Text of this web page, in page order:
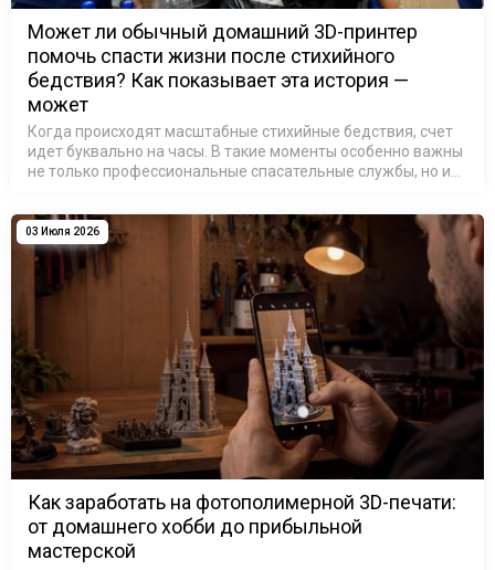
Может ли обычный домашний 3D-принтер
помочь спасти жизни после стихийного
бедствия? Как показывает эта история —
может
Когда происходят масштабные стихийные бедствия, счет
идет буквально на часы. В такие моменты особенно важны
не только профессиональные спасательные службы, но и
ради помощи другим.…
03 Июля 2026
Как заработать на фотополимерной 3D-печати:
от домашнего хобби до прибыльной
мастерской